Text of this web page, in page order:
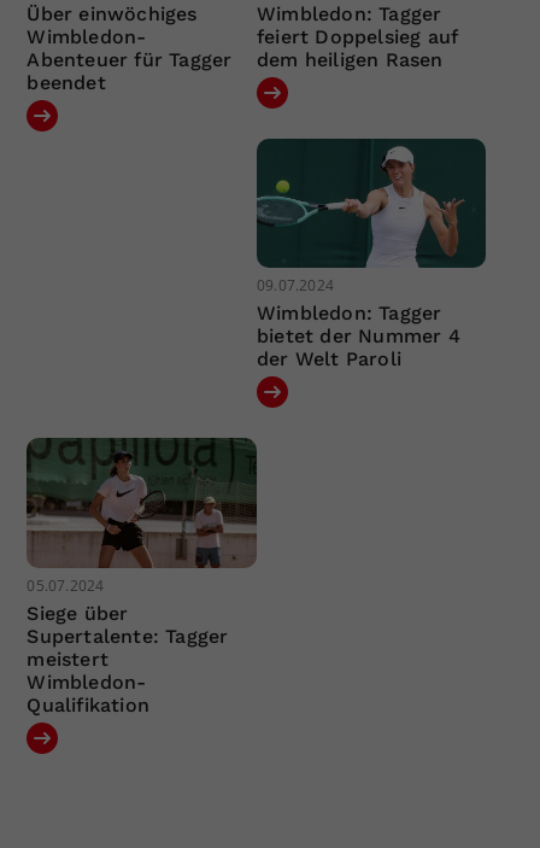
Über einwöchiges
Wimbledon-
Abenteuer für Tagger
beendet
Wimbledon: Tagger
feiert Doppelsieg auf
dem heiligen Rasen
09.07.2024
Wimbledon: Tagger
bietet der Nummer 4
der Welt Paroli
05.07.2024
Siege über
Supertalente: Tagger
meistert
Wimbledon-
Qualifikation